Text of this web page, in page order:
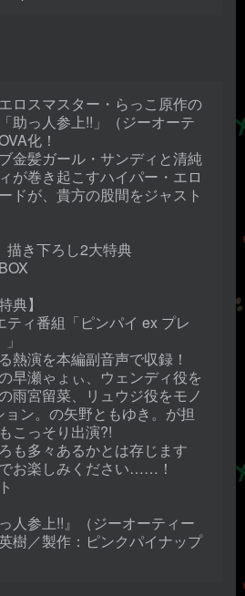
ロスマスター・らっこ原作の
助っ人参上!!」（ジーオーテ
化！
金髪ガール・サンディと清純
が巻き起こすハイパー・エロ
ドが、貴方の股間をジャスト
描き下ろし2大特典
典】
ィ番組「ピンパイ ex プレ
熱演を本編副音声で収録！
早瀬ゃょぃ、ウェンディ役を
雨宮留菜、リュウジ役をモノ
ン。の矢野ともゆき。が担
こっそり出演?!
も多々あるかとは存じます
お楽しみください……！
人参上!!』（ジーオーティー
樹／製作：ピンクパイナップ